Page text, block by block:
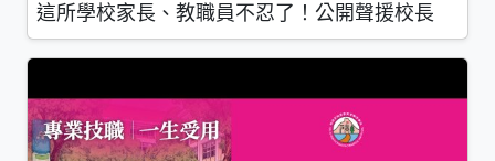
這所學校家長、教職員不忍了！公開聲援校長